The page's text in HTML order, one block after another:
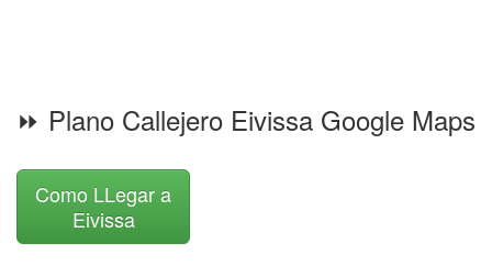
⏩ Plano Callejero Eivissa Google Maps
Como LLegar a
Eivissa